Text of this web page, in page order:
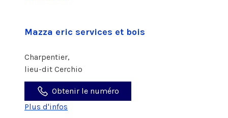
Mazza eric services et bois
Charpentier,
lieu-dit Cerchio
Obtenir le numéro
Plus d'infos